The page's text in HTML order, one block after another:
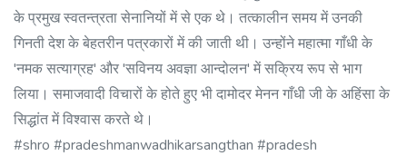
के प्रमुख स्वतन्त्रता सेनानियों में से एक थे। तत्कालीन समय में उनकी
गिनती देश के बेहतरीन पत्रकारों में की जाती थी। उन्होंने महात्मा गाँधी के
'नमक सत्याग्रह' और 'सविनय अवज्ञा आन्दोलन' में सक्रिय रूप से भाग
लिया। समाजवादी विचारों के होते हुए भी दामोदर मेनन गाँधी जी के अहिंसा के
सिद्धांत में विश्वास करते थे।
#shro #pradeshmanwadhikarsangthan #pradesh